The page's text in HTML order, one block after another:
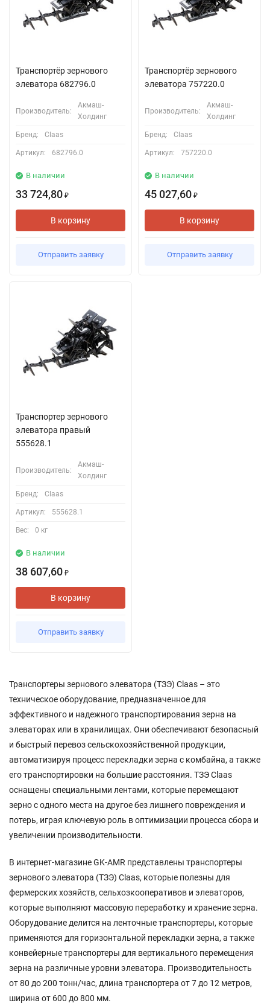
Транспортёр зернового
элеватора 682796.0
Производитель:
Акмаш-
Холдинг
Бренд: Claas
Артикул: 682796.0
В наличии
33 724,80 ₽
В корзину
Отправить заявку
Транспортёр зернового
элеватора 757220.0
Производитель:
Акмаш-
Холдинг
Бренд: Claas
Артикул: 757220.0
В наличии
45 027,60 ₽
В корзину
Отправить заявку
Транспортер зернового
элеватора правый
555628.1
Производитель:
Акмаш-
Холдинг
Бренд: Claas
Артикул: 555628.1
Вес: 0 кг
В наличии
38 607,60 ₽
В корзину
Отправить заявку
Транспортеры зернового элеватора (ТЗЭ) Claas – это
техническое оборудование, предназначенное для
эффективного и надежного транспортирования зерна на
элеваторах или в хранилищах. Они обеспечивают безопасный
и быстрый перевоз сельскохозяйственной продукции,
автоматизируя процесс перекладки зерна с комбайна, а также
его транспортировки на большие расстояния. ТЗЭ Claas
оснащены специальными лентами, которые перемещают
зерно с одного места на другое без лишнего повреждения и
потерь, играя ключевую роль в оптимизации процесса сбора и
увеличении производительности.
В интернет-магазине GK-AMR представлены транспортеры
зернового элеватора (ТЗЭ) Claas, которые полезны для
фермерских хозяйств, сельхозкооперативов и элеваторов,
которые выполняют массовую переработку и хранение зерна.
Оборудование делится на ленточные транспортеры, которые
применяются для горизонтальной перекладки зерна, а также
конвейерные транспортеры для вертикального перемещения
зерна на различные уровни элеватора. Производительность
от 80 до 200 тонн/час, длина транспортера от 7 до 12 метров,
ширина от 600 до 800 мм.